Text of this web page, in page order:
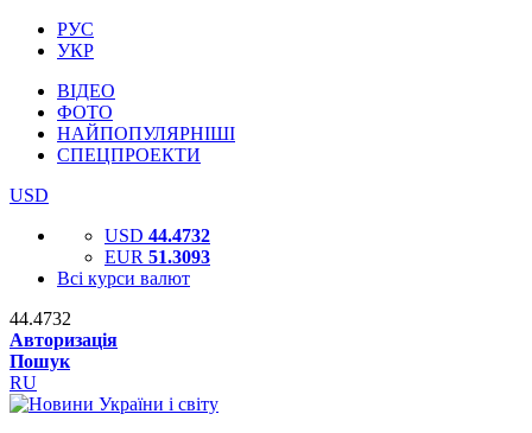
РУС
УКР
ВІДЕО
ФОТО
НАЙПОПУЛЯРНІШІ
СПЕЦПРОЕКТИ
USD
USD 44.4732
EUR 51.3093
Всі курси валют
44.4732
Авторизація
Пошук
RU